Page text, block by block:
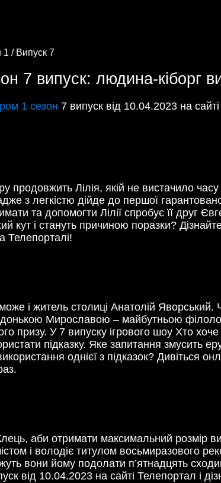
1 / Випуск 7
7 випуск: людина-кіборг
1 сезон 7 випуск від 10.04.2023 на
продовжить Лілія, якій не вистачило
з легкістю дійде до першої
та допомогти Лілії спробує її друг
кут і стануть причиною поразки?
Телепорталі!
і житель столиці Анатолій Яворський.
Мирославою – майбутньою
призу. У 7 випуску ігрового шоу Хто
підказку. Яке запитання змусить
однієї з підказок? Дивіться
аби отримати максимальний розмір
і володіє титулом восьмиразового
вони йому подолати п’ятнадцять
від 10.04.2023 на сайті Телепортал і